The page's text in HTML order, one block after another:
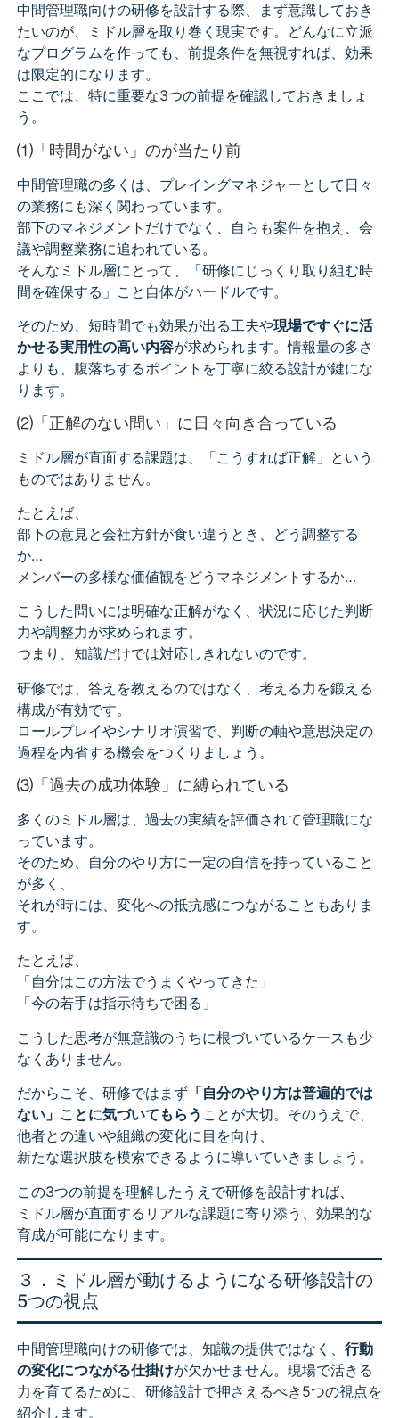
中間管理職向けの研修を設計する際、まず意識しておき
たいのが、ミドル層を取り巻く現実です。どんなに立派
なプログラムを作っても、前提条件を無視すれば、効果
は限定的になります。
ここでは、特に重要な3つの前提を確認しておきましょ
う。
⑴「時間がない」のが当たり前
中間管理職の多くは、プレイングマネジャーとして日々
の業務にも深く関わっています。
部下のマネジメントだけでなく、自らも案件を抱え、会
議や調整業務に追われている。
そんなミドル層にとって、「研修にじっくり取り組む時
間を確保する」こと自体がハードルです。
そのため、短時間でも効果が出る工夫や現場ですぐに活
かせる実用性の高い内容が求められます。情報量の多さ
よりも、腹落ちするポイントを丁寧に絞る設計が鍵にな
ります。
⑵「正解のない問い」に日々向き合っている
ミドル層が直面する課題は、「こうすれば正解」という
ものではありません。
たとえば、
部下の意見と会社方針が食い違うとき、どう調整する
か…
メンバーの多様な価値観をどうマネジメントするか…
こうした問いには明確な正解がなく、状況に応じた判断
力や調整力が求められます。
つまり、知識だけでは対応しきれないのです。
研修では、答えを教えるのではなく、考える力を鍛える
構成が有効です。
ロールプレイやシナリオ演習で、判断の軸や意思決定の
過程を内省する機会をつくりましょう。
⑶「過去の成功体験」に縛られている
多くのミドル層は、過去の実績を評価されて管理職にな
っています。
そのため、自分のやり方に一定の自信を持っていること
が多く、
それが時には、変化への抵抗感につながることもありま
す。
たとえば、
「自分はこの方法でうまくやってきた」
「今の若手は指示待ちで困る」
こうした思考が無意識のうちに根づいているケースも少
なくありません。
だからこそ、研修ではまず「自分のやり方は普遍的では
ない」ことに気づいてもらう ことが大切。そのうえで、
他者との違いや組織の変化に目を向け、
新たな選択肢を模索できるように導いていきましょう。
この3つの前提を理解したうえで研修を設計すれば、
ミドル層が直面するリアルな課題に寄り添う、効果的な
育成が可能になります。
３．ミドル層が動けるようになる研修設計の
5つの視点
中間管理職向けの研修では、知識の提供ではなく、 行動
の変化につながる仕掛けが欠かせません。現場で活きる
力を育てるために、研修設計で押さえるべき5つの視点を
紹介します。